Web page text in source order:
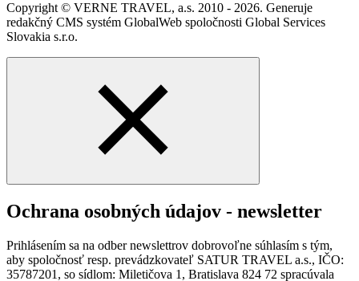
Copyright © VERNE TRAVEL, a.s. 2010 - 2026. Generuje
redakčný CMS systém GlobalWeb spoločnosti Global Services
Slovakia s.r.o.
Ochrana osobných údajov - newsletter
Prihlásením sa na odber newslettrov dobrovoľne súhlasím s tým,
aby spoločnosť resp. prevádzkovateľ SATUR TRAVEL a.s., IČO:
35787201, so sídlom: Miletičova 1, Bratislava 824 72 spracúvala